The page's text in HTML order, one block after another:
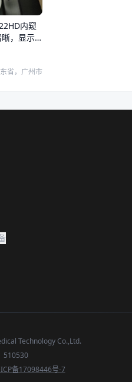
内窥
，显示
省，广州市
Technology Co.,Ltd.
510530
备17098446号-7